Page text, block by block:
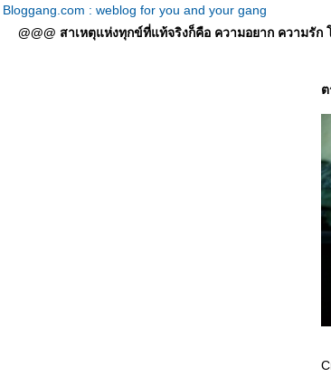
Bloggang.com : weblog for you and your gang
@@@ สาเหตุแห่งทุกข์ที่แท้จริงก็คือ ความอยาก ความรั